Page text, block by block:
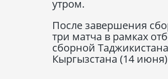
утром.
После завершения
три матча в рамках
сборной
Кыргызстана (14